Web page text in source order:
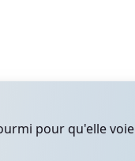
pour qu'elle voie